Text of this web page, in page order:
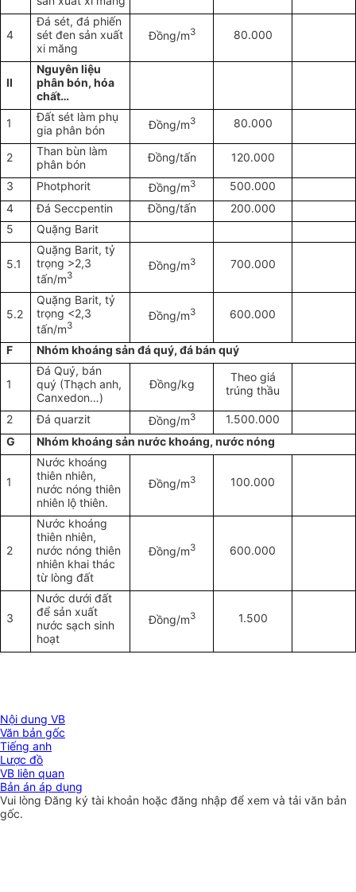
4
Đá sét, đá phiến
sét đen sản xuất
xi măng
Đồng/m3 80.000
II
Nguyên liệu
phân bón, hóa
chất…
1
Đất sét làm phụ
gia phân bón
Đồng/m3 80.000
2
Than bùn làm
phân bón
Đồng/tấn 120.000
3 Photphorit Đồng/m3
500.000
4
Đá Seccpentin Đồng/tấn
200.000
5
Quặng Barit
5.1
Quặng Barit, tỷ
trọng >2,3
tấn/m3
Đồng/m3 700.000
5.2
Quặng Barit, tỷ
trọng <2,3
tấn/m3
Đồng/m3 600.000
F Nhóm khoáng sản đá quý, đá bán quý
1
Đá Quý, bán
quý (Thạch anh,
Canxedon…)
Đồng/kg
Theo giá
trúng thầu
2 Đá quarzit Đồng/m3
1.500.000
G
Nhóm khoáng sản nước khoáng, nước nóng
1
Nước khoáng
thiên nhiên,
nước nóng thiên
nhiên lộ thiên.
Đồng/m3 100.000
2
Nước khoáng
thiên nhiên,
nước nóng thiên
nhiên khai thác
từ lòng đất
Đồng/m3 600.000
3
Nước dưới đất
để sản xuất
nước sạch sinh
hoạt
Đồng/m3 1.500
Nội dung VB
Văn bản gốc
Tiếng anh
Lược đồ
VB liên quan
Bản án áp dụng
Vui lòngĐăng ký tài khoản hoặc đăng nhập để xem và tải văn bản
gốc.